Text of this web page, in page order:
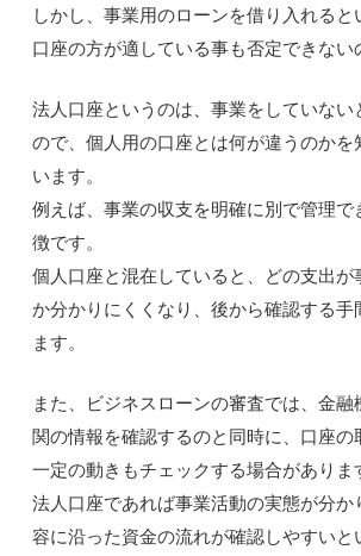
しかし、事業用のローンを借り入れると
口座の方が適している事も否定できない
法人口座というのは、事業をしていない
ので、個人用の口座とは何が違うのかを
います。
例えば、事業の収支を明確に別で管理
徴です。
個人口座と混在していると、どの支出
か分かりにくくなり、後から確認する手
ます。
また、ビジネスローンの審査では、金
関の情報を確認するのと同時に、口座
一定の動きもチェックする場合がありま
法人口座であれば事業活動の実態が分か
容に沿った資金の流れが確認しやすいと